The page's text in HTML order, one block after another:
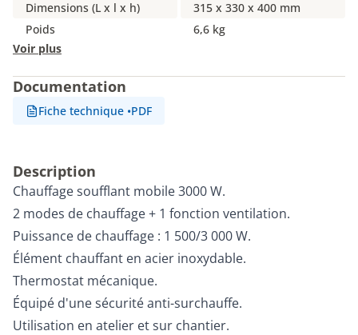
Dimensions (L x l x h)
315 x 330 x 400 mm
Poids
6,6 kg
Voir plus
Documentation
Fiche technique •PDF
Description
Chauffage soufflant mobile 3000 W.
2 modes de chauffage + 1 fonction ventilation.
Puissance de chauffage : 1 500/3 000 W.
Élément chauffant en acier inoxydable.
Thermostat mécanique.
Équipé d'une sécurité anti-surchauffe.
Utilisation en atelier et sur chantier.